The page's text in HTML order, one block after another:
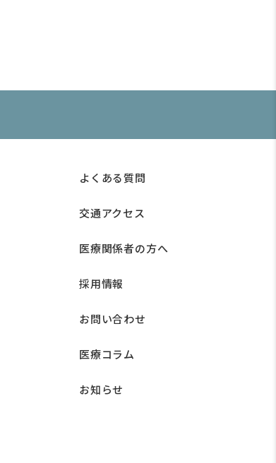
よくある質問
交通アクセス
医療関係者の方へ
採用情報
お問い合わせ
医療コラム
お知らせ